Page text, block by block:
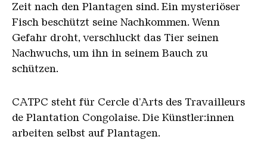
Zeit nach den Plantagen sind. Ein mysteriöser
Fisch beschützt seine Nachkommen. Wenn
Gefahr droht, verschluckt das Tier seinen
Nachwuchs, um ihn in seinem Bauch zu
schützen.
CATPC steht für Cercle d’Arts des Travailleurs
de Plantation Congolaise. Die Künstler:innen
arbeiten selbst auf Plantagen.